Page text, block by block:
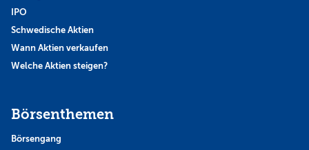
IPO
Schwedische Aktien
Wann Aktien verkaufen
Welche Aktien steigen?
Börsenthemen
Börsengang